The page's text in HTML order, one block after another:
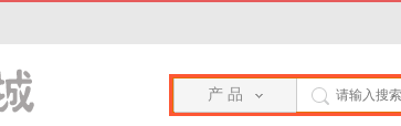
产 品